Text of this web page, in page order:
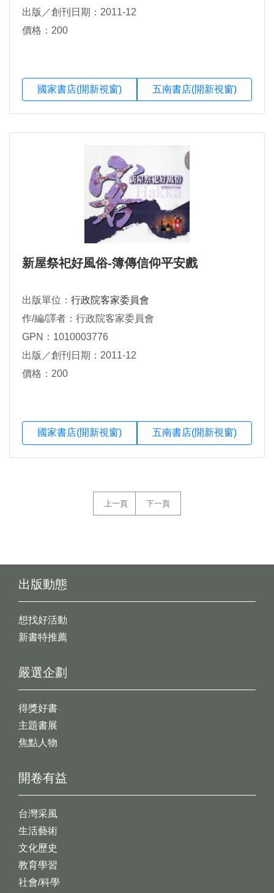
出版／創刊日期：2011-12
價格：200
國家書店(開新視窗) 五南書店(開新視窗)
新屋祭祀好風俗-簿傳信仰平安戲
出版單位： 行政院客家委員會
作/編/譯者：行政院客家委員會
GPN：1010003776
出版／創刊日期：2011-12
價格：200
國家書店(開新視窗) 五南書店(開新視窗)
上一頁 下一頁
出版動態
想找好活動
新書特推薦
開卷有益
台灣采風
生活藝術
文化歷史
教育學習
社會/科學
嚴選企劃
得獎好書
主題書展
焦點人物